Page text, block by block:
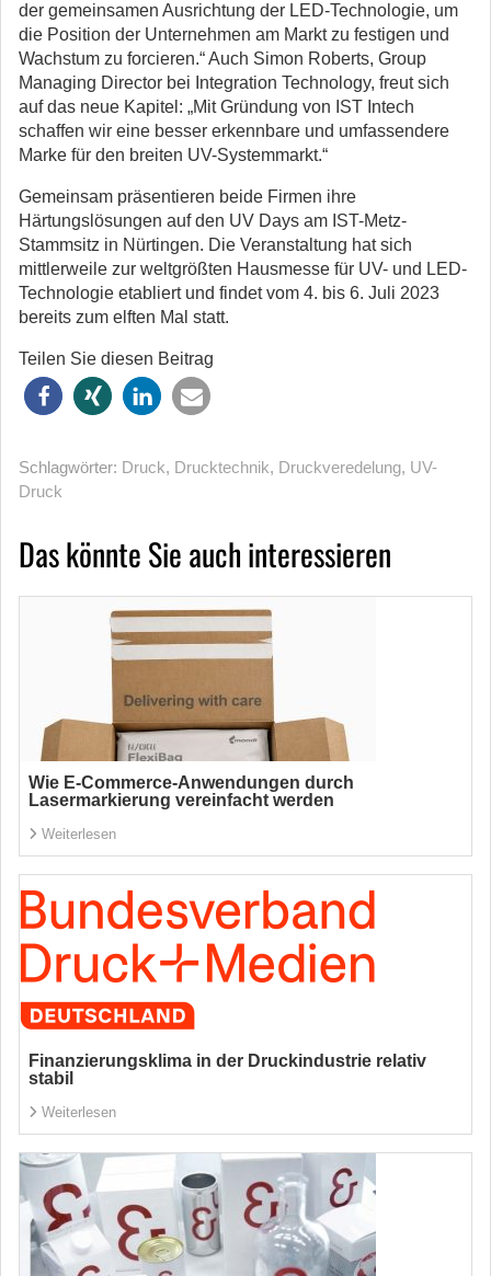
der gemeinsamen Ausrichtung der LED-Technologie, um
die Position der Unternehmen am Markt zu festigen und
Wachstum zu forcieren.“ Auch Simon Roberts, Group
Managing Director bei Integration Technology, freut sich
auf das neue Kapitel: „Mit Gründung von IST Intech
schaffen wir eine besser erkennbare und umfassendere
Marke für den breiten UV-Systemmarkt.“
Gemeinsam präsentieren beide Firmen ihre
Härtungslösungen auf den UV Days am IST-Metz-
Stammsitz in Nürtingen. Die Veranstaltung hat sich
mittlerweile zur weltgrößten Hausmesse für UV- und LED-
Technologie etabliert und findet vom 4. bis 6. Juli 2023
bereits zum elften Mal statt.
Teilen Sie diesen Beitrag
Schlagwörter: Druck, Drucktechnik, Druckveredelung, UV-
Druck
Das könnte Sie auch interessieren
Wie E-Commerce-Anwendungen durch
Lasermarkierung vereinfacht werden
Weiterlesen
Finanzierungsklima in der Druckindustrie relativ
stabil
Weiterlesen